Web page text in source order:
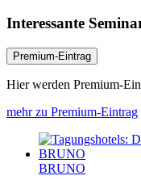
Interessante
Premium-Eintrag
Hier werden Premium-
mehr zu Premium-Eintrag
BRUNO